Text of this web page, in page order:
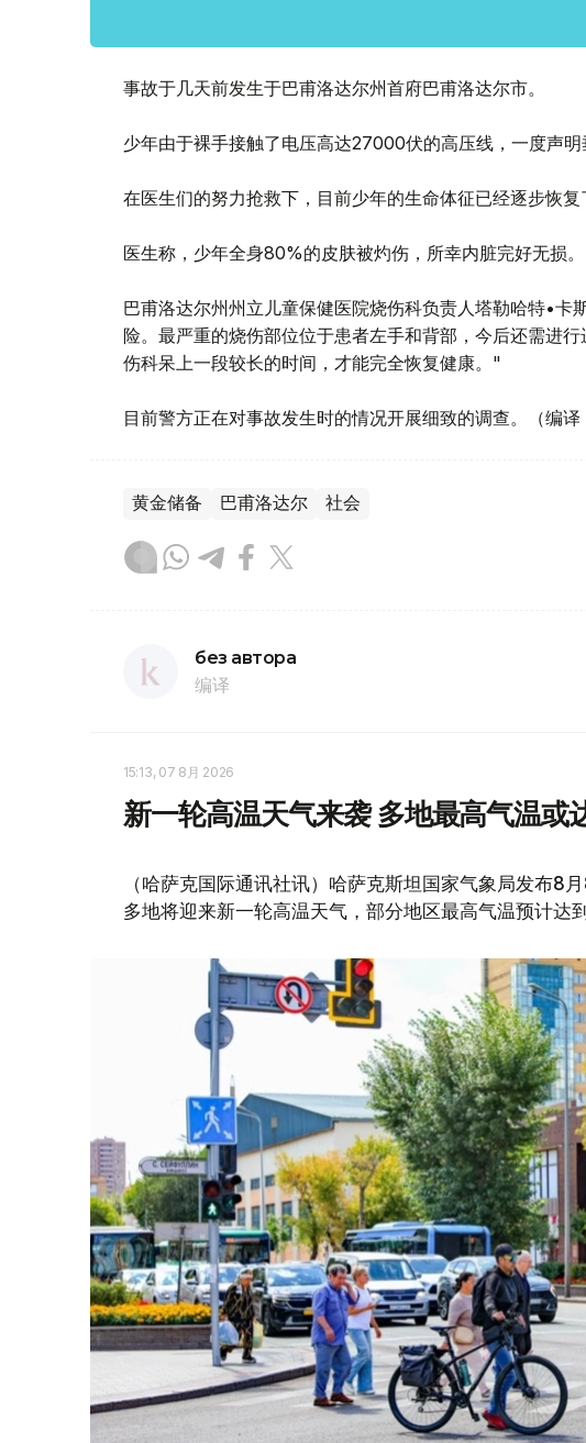
事故于几天前发生于巴甫洛达尔州首府巴甫洛达尔市。
少年由于裸手接触了电压高达27000伏的高压线，一度声明
在医生们的努力抢救下，目前少年的生命体征已经逐步恢复
医生称，少年全身80%的皮肤被灼伤，所幸内脏完好无损。
巴甫洛达尔州州立儿童保健医院烧伤科负责人塔勒哈特•
险。最严重的烧伤部位位于患者左手和背部，今后还需进
伤科呆上一段较长的时间，才能完全恢复健康。"
目前警方正在对事故发生时的情况开展细致的调查。（编译
黄金储备 巴甫洛达尔 社会
без автора
编译
15:13, 07 8月 2026
新一轮高温天气来袭 多地最高气温或
（哈萨克国际通讯社讯）哈萨克斯坦国家气象局发布8
多地将迎来新一轮高温天气，部分地区最高气温预计达